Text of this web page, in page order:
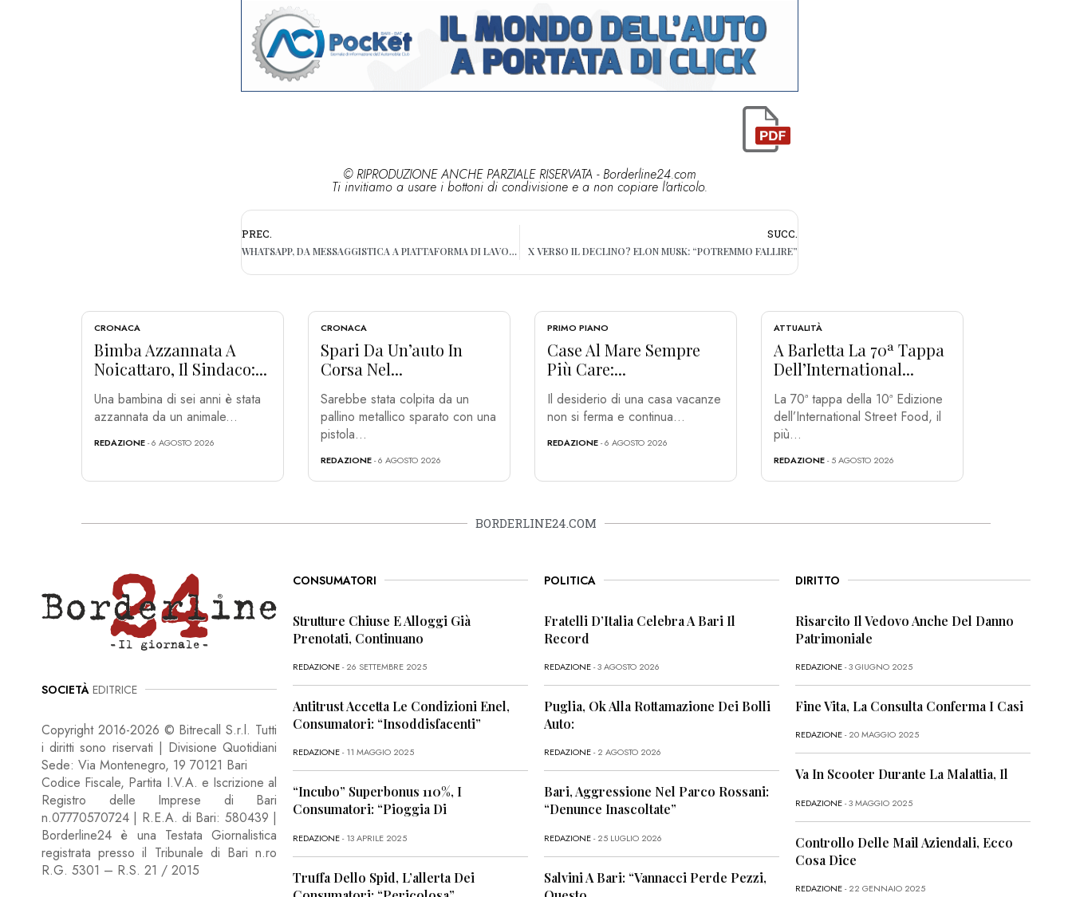
© RIPRODUZIONE ANCHE PARZIALE RISERVATA - Borderline24.com
Ti invitiamo a usare i bottoni di condivisione e a non copiare l'articolo.
PREC.
WHATSAPP, DA MESSAGGISTICA A PIATTAFORMA DI LAVORO
SUCC.
X VERSO IL DECLINO? ELON MUSK: “POTREMMO FALLIRE”
CRONACA
Bimba Azzannata A
Noicattaro, Il Sindaco:...
Una bambina di sei anni è stata
azzannata da un animale...
REDAZIONE- 6 AGOSTO 2026
CRONACA
Spari Da Un’auto In
Corsa Nel...
Sarebbe stata colpita da un
pallino metallico sparato con una
pistola...
REDAZIONE- 6 AGOSTO 2026
PRIMO PIANO
Case Al Mare Sempre
Più Care:...
Il desiderio di una casa vacanze
non si ferma e continua...
REDAZIONE- 6 AGOSTO 2026
ATTUALITÀ
A Barletta La 70ª Tappa
Dell’International...
La 70ª tappa della 10ª Edizione
dell’International Street Food, il
più...
REDAZIONE- 5 AGOSTO 2026
BORDERLINE24.COM
SOCIETÀ EDITRICE
Copyright 2016-2026 © Bitrecall S.r.l. Tutti
i diritti sono riservati | Divisione Quotidiani
Sede: Via Montenegro, 19 70121 Bari
Codice Fiscale, Partita I.V.A. e Iscrizione al
Registro delle Imprese di Bari
n.07770570724 | R.E.A. di Bari: 580439 |
Borderline24 è una Testata Giornalistica
registrata presso il Tribunale di Bari n.ro
R.G. 5301 – R.S. 21 / 2015
CONSUMATORI
Strutture Chiuse E Alloggi Già
Prenotati, Continuano
REDAZIONE- 26 SETTEMBRE 2025
Antitrust Accetta Le Condizioni Enel,
Consumatori: “Insoddisfacenti”
REDAZIONE- 11 MAGGIO 2025
“Incubo” Superbonus 110%, I
Consumatori: “Pioggia Di
REDAZIONE- 13 APRILE 2025
Truffa Dello Spid, L’allerta Dei
POLITICA
Fratelli D’Italia Celebra A Bari Il
Record
REDAZIONE- 3 AGOSTO 2026
Puglia, Ok Alla Rottamazione Dei Bolli
Auto:
REDAZIONE- 2 AGOSTO 2026
Bari, Aggressione Nel Parco Rossani:
“Denunce Inascoltate”
REDAZIONE- 25 LUGLIO 2026
Salvini A Bari: “Vannacci Perde Pezzi,
DIRITTO
Risarcito Il Vedovo Anche Del Danno
Patrimoniale
REDAZIONE- 3 GIUGNO 2025
Fine Vita, La Consulta Conferma I Casi
REDAZIONE- 20 MAGGIO 2025
Va In Scooter Durante La Malattia, Il
REDAZIONE- 3 MAGGIO 2025
Controllo Delle Mail Aziendali, Ecco
Cosa Dice
REDAZIONE- 22 GENNAIO 2025